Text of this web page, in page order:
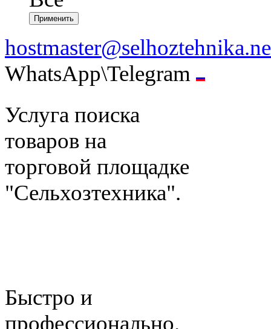
WhatsApp\Telegram
Услуга поиска
товаров на
торговой площадке
"Сельхозтехника".
Быстро и
профессионально.